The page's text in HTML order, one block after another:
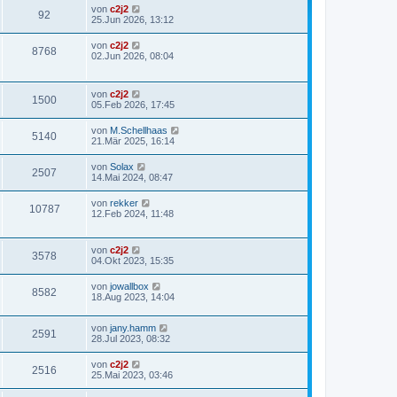
g
92 von c2j2
25.Jun 2026, 13:12
8768 von c2j2
02.Jun 2026, 08:04
1500 von c2j2
05.Feb 2026, 17:45
5140 von M.Schellhaas
21.Mär 2025, 16:14
2507 von Solax
14.Mai 2024, 08:47
10787 von rekker
12.Feb 2024, 11:48
3578 von c2j2
04.Okt 2023, 15:35
8582 von jowallbox
18.Aug 2023, 14:04
2591 von jany.hamm
28.Jul 2023, 08:32
2516 von c2j2
25.Mai 2023, 03:46